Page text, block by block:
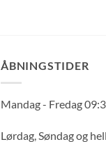
ÅBNINGSTIDER
Mandag - Fredag
Lørdag, Søndag og